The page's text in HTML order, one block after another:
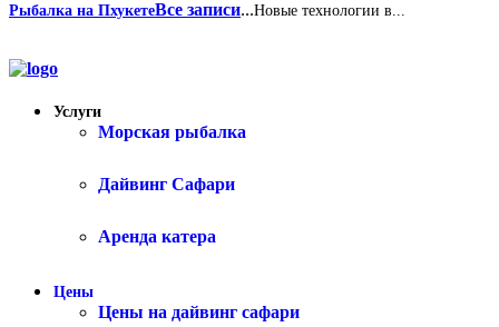
Рыбалка на ПхукетеВсе записи...Новые технологии в...
Услуги
Морская рыбалка
Дайвинг Сафари
Аренда катера
Цены
Цены на дайвинг сафари